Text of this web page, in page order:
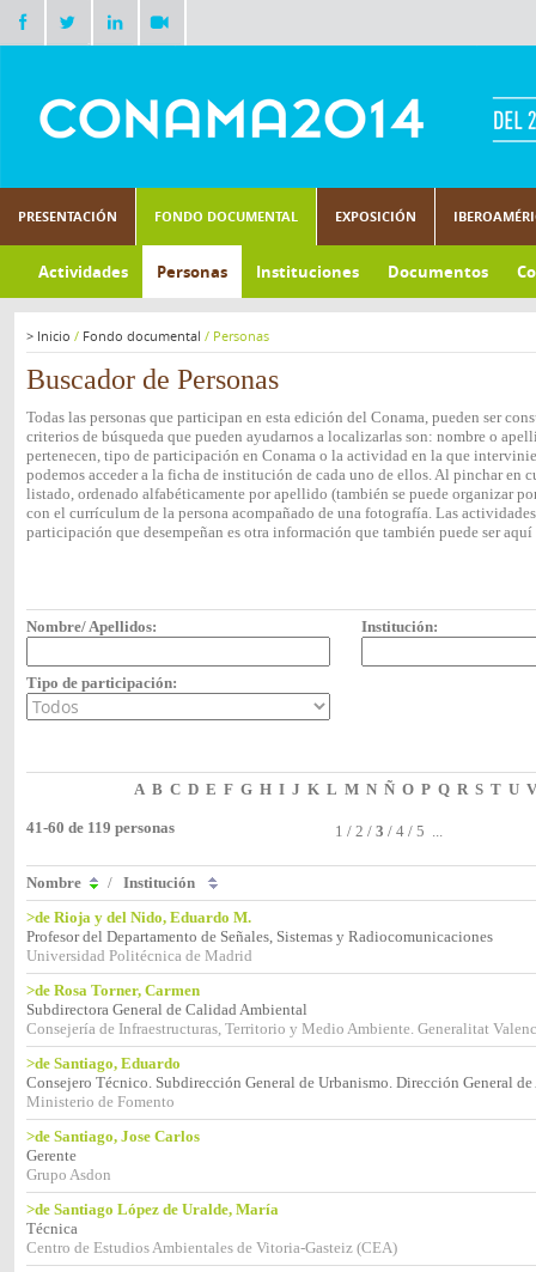
PRESENTACIÓN FONDO DOCUMENTAL EXPOSICIÓN
Actividades Personas Instituciones Documentos
> Inicio / Fondo documental / Personas
Buscador de Personas
Todas las personas que participan en esta edición del Conama, pueden ser
criterios de búsqueda que pueden ayudarnos a localizarlas son: nombre o
pertenecen, tipo de participación en Conama o la actividad en la que
podemos acceder a la ficha de institución de cada uno de ellos. Al pinchar en
listado, ordenado alfabéticamente por apellido (también se puede organizar
con el currículum de la persona acompañado de una fotografía. Las
participación que desempeñan es otra información que también puede ser
Nombre/ Apellidos: Institución:
Tipo de participación:
A B C D E F G H I J K L M N Ñ O P Q R S T U V
41-60 de 119 personas 1 / 2 / 3 / 4 / 5 ...
Nombre / Institución
>de Rioja y del Nido, Eduardo M.
Profesor del Departamento de Señales, Sistemas y Radiocomunicaciones
Universidad Politécnica de Madrid
>de Rosa Torner, Carmen
Subdirectora General de Calidad Ambiental
Consejería de Infraestructuras, Territorio y Medio Ambiente. Generalitat
>de Santiago, Eduardo
Consejero Técnico. Subdirección General de Urbanismo. Dirección General
Ministerio de Fomento
>de Santiago, Jose Carlos
Gerente
Grupo Asdon
>de Santiago López de Uralde, María
Técnica
Centro de Estudios Ambientales de Vitoria-Gasteiz (CEA)